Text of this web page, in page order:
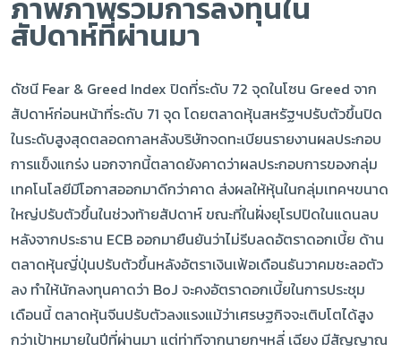
สัปดาห์ที่ผ่านมา
ดัชนี Fear & Greed Index ปิดที่ระดับ 72 จุดในโซน Greed จาก
สัปดาห์ก่อนหน้าที่ระดับ 71 จุด โดยตลาดหุ้นสหรัฐฯปรับตัวขึ้นปิด
ในระดับสูงสุดตลอดกาลหลังบริษัทจดทะเบียนรายงานผลประกอบ
การแข็งแกร่ง นอกจากนี้ตลาดยังคาดว่าผลประกอบการของกลุ่ม
เทคโนโลยีมีโอกาสออกมาดีกว่าคาด ส่งผลให้หุ้นในกลุ่มเทคฯขนาด
ใหญ่ปรับตัวขึ้นในช่วงท้ายสัปดาห์ ขณะที่ในฝั่งยุโรปปิดในแดนลบ
หลังจากประธาน ECB ออกมายืนยันว่าไม่รีบลดอัตราดอกเบี้ย ด้าน
ตลาดหุ้นญี่ปุ่นปรับตัวขึ้นหลังอัตราเงินเฟ้อเดือนธันวาคมชะลอตัว
ลง ทำให้นักลงทุนคาดว่า BoJ จะคงอัตราดอกเบี้ยในการประชุม
เดือนนี้ ตลาดหุ้นจีนปรับตัวลงแรงแม้ว่าเศรษฐกิจจะเติบโตได้สูง
กว่าเป้าหมายในปีที่ผ่านมา แต่ท่าทีจากนายกฯหลี่ เฉียง มีสัญญาณ